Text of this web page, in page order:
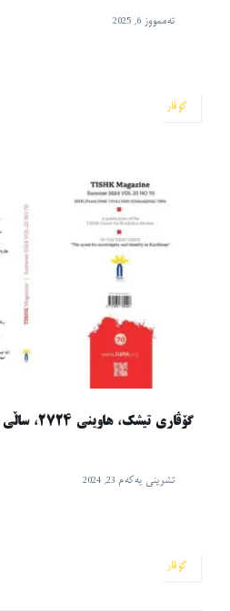
تەممووز 6, 2025
گۆڤار
گۆڤاری تیشک، هاوینی ٢٧٢٤، ساڵی ٢٥، ژمارەی ٧٠
تشرینی یەکەم 23, 2024
گۆڤار